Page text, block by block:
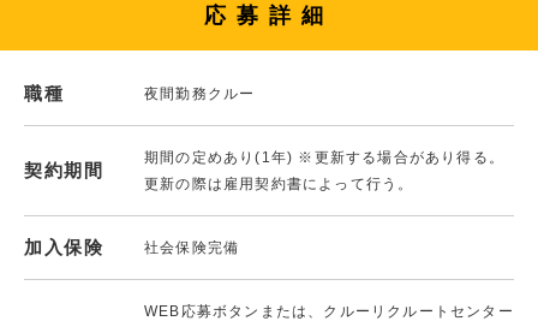
応募詳細
職種 夜間勤務クルー
契約期間
期間の定めあり(1年) ※更新する場合があり得る。
更新の際は雇用契約書によって行う。
加入保険 社会保険完備
WEB応募ボタンまたは、クルーリクルートセンター